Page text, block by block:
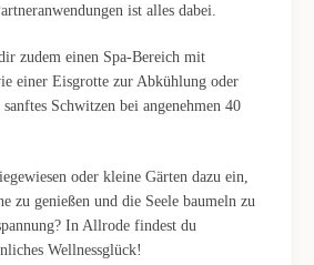
ist alles dabei.
zudem einen Spa-Bereich mit
einer Eisgrotte zur Abkühlung oder
Schwitzen bei angenehmen 40
oder kleine Gärten dazu ein,
zu genießen und die Seele baumeln zu
In Allrode findest du
Wellnessglück!